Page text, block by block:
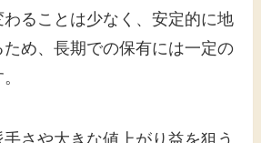
ることは少なく、安定的に地
め、長期での保有には一定の
さや大きな値上がり益を狙う